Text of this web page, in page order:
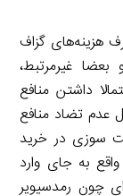
با صرف هزینه‌های گزاف
غیرمرتبط،
داشتن منافع
عدم تضاد منافع
سوزی در خرید
به جای وارد
چون رمدسیویر